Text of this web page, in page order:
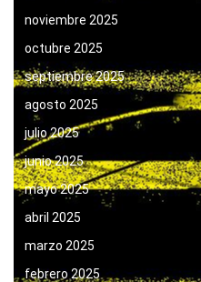
noviembre 2025
octubre 2025
septiembre 2025
agosto 2025
julio 2025
junio 2025
mayo 2025
abril 2025
marzo 2025
febrero 2025